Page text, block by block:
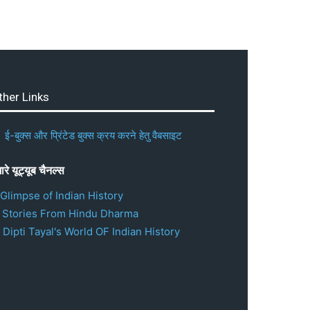
Links
ई-बुक्स और प्रिंटेड बुक्स क्रय करने हेतु वैबसाइट
यूट्यूब चैनल्स
Glimpse of Indian History
Stories From Hindu Dharma
Dipti Tayal's World OF Indian History